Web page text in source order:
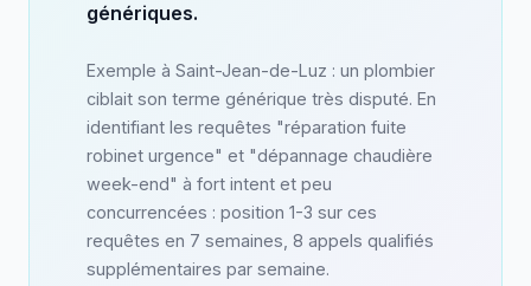
génériques.
Exemple à Saint-Jean-de-Luz : un plombier
ciblait son terme générique très disputé. En
identifiant les requêtes "réparation fuite
robinet urgence" et "dépannage chaudière
week-end" à fort intent et peu
concurrencées : position 1-3 sur ces
requêtes en 7 semaines, 8 appels qualifiés
supplémentaires par semaine.